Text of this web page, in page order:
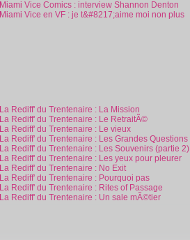
Miami Vice Comics : interview Shannon Denton
Miami Vice en VF : je t&#8217;aime moi non plus
La Rediff' du Trentenaire : La Mission
La Rediff' du Trentenaire : Le RetraitÃ©
La Rediff' du Trentenaire : Le vieux
La Rediff' du Trentenaire : Les Grandes Questions
La Rediff' du Trentenaire : Les Souvenirs (partie 2)
La Rediff' du Trentenaire : Les yeux pour pleurer
La Rediff' du Trentenaire : No Exit
La Rediff' du Trentenaire : Pourquoi pas
La Rediff' du Trentenaire : Rites of Passage
La Rediff' du Trentenaire : Un sale mÃ©tier